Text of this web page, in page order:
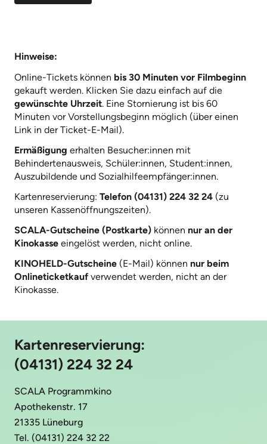
Hinweise:
Online-Tickets können bis 30 Minuten vor Filmbeginn
gekauft werden. Klicken Sie dazu einfach auf die
gewünschte Uhrzeit. Eine Stornierung ist bis 60
Minuten vor Vorstellungsbeginn möglich (über einen
Link in der Ticket-E-Mail).
Ermäßigung erhalten Besucher:innen mit
Behindertenausweis, Schüler:innen, Student:innen,
Auszubildende und Sozialhilfeempfänger:innen.
Kartenreservierung: Telefon (04131) 224 32 24 (zu
unseren Kassenöffnungszeiten).
SCALA-Gutscheine (Postkarte) können nur an der
Kinokasse eingelöst werden, nicht online.
KINOHELD-Gutscheine (E-Mail) können nur beim
Onlineticketkauf verwendet werden, nicht an der
Kinokasse.
Kartenreservierung:
(04131) 224 32 24
SCALA Programmkino
Apothekenstr. 17
21335 Lüneburg
Tel. (04131) 224 32 22